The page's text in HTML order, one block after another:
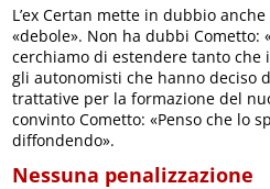
L’ex Certan mette in dubbio
«debole». Non ha dubbi Cometto:
cerchiamo di estendere tanto
gli autonomisti che hanno deciso
trattative per la formazione del
convinto Cometto: «Penso che lo
diffondendo».
Nessuna penalizzazione